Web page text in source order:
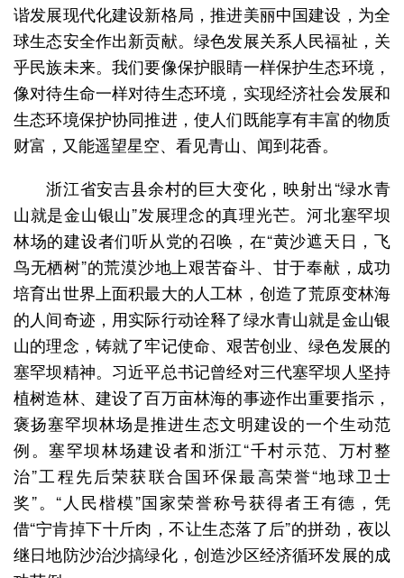
谐发展现代化建设新格局，推进美丽中国建设，为全
球生态安全作出新贡献。绿色发展关系人民福祉，关
乎民族未来。我们要像保护眼睛一样保护生态环境，
像对待生命一样对待生态环境，实现经济社会发展和
生态环境保护协同推进，使人们既能享有丰富的物质
财富，又能遥望星空、看见青山、闻到花香。
浙江省安吉县余村的巨大变化，映射出“绿水青
山就是金山银山”发展理念的真理光芒。河北塞罕坝
林场的建设者们听从党的召唤，在“黄沙遮天日，飞
鸟无栖树”的荒漠沙地上艰苦奋斗、甘于奉献，成功
培育出世界上面积最大的人工林，创造了荒原变林海
的人间奇迹，用实际行动诠释了绿水青山就是金山银
山的理念，铸就了牢记使命、艰苦创业、绿色发展的
塞罕坝精神。习近平总书记曾经对三代塞罕坝人坚持
植树造林、建设了百万亩林海的事迹作出重要指示，
褒扬塞罕坝林场是推进生态文明建设的一个生动范
例。塞罕坝林场建设者和浙江“千村示范、万村整
治”工程先后荣获联合国环保最高荣誉“地球卫士
奖”。“人民楷模”国家荣誉称号获得者王有德，凭
借“宁肯掉下十斤肉，不让生态落了后”的拼劲，夜以
继日地防沙治沙搞绿化，创造沙区经济循环发展的成